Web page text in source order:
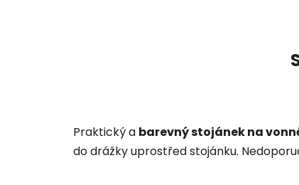
Praktický a barevný stojánek na
do drážky uprostřed stojánku.